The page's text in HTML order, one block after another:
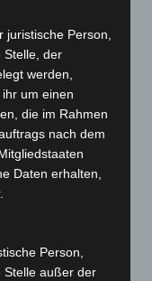
juristische Person,
Stelle, der
werden,
um einen
die im Rahmen
nach dem
Daten erhalten,
Person,
Stelle außer der